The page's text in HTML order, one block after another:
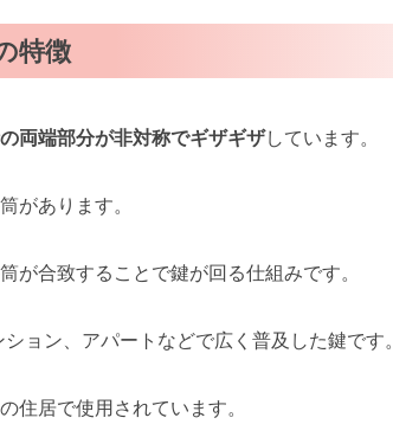
特徴
両端部分が非対称でギザギザしています。
があります。
が合致することで鍵が回る仕組みです。
ョン、アパートなどで広く普及した鍵です。
住居で使用されています。